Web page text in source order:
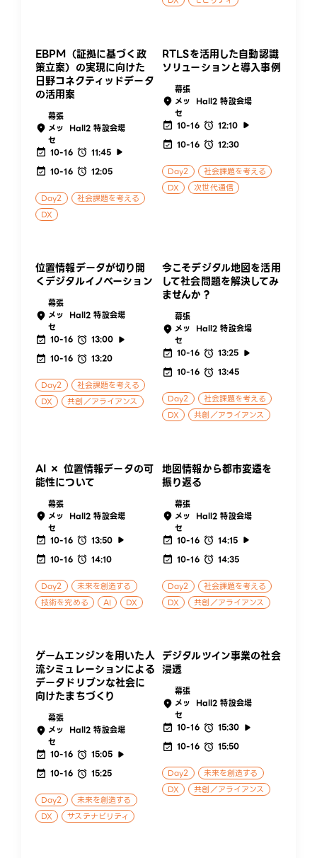
EBPM（証拠に基づく政
策立案）の実現に向けた
日野コネクティッドデータ
の活用案
幕張
メッ
セ
Hall2 特設会場
10-16
11:45
10-16
12:05
Day2
社会課題を考える
DX
RTLSを活用した自動認識
ソリューションと導入事例
幕張
メッ
セ
Hall2 特設会場
10-16
12:10
10-16
12:30
Day2
社会課題を考える
DX
次世代通信
位置情報データが切り開
くデジタルイノベーション
幕張
メッ
セ
Hall2 特設会場
10-16
13:00
10-16
13:20
Day2
社会課題を考える
DX
共創／アライアンス
今こそデジタル地図を活用
して社会問題を解決してみ
ませんか？
幕張
メッ
セ
Hall2 特設会場
10-16
13:25
10-16
13:45
Day2
社会課題を考える
DX
共創／アライアンス
AI × 位置情報データの可
能性について
幕張
メッ
セ
Hall2 特設会場
10-16
13:50
10-16
14:10
Day2
未来を創造する
技術を究める
AI DX
地図情報から都市変遷を
振り返る
幕張
メッ
セ
Hall2 特設会場
10-16
14:15
10-16
14:35
Day2
社会課題を考える
DX
共創／アライアンス
ゲームエンジンを用いた人
流シミュレーションによる
データドリブンな社会に
向けたまちづくり
幕張
メッ
セ
Hall2 特設会場
10-16
15:05
10-16
15:25
Day2
未来を創造する
DX
サステナビリティ
デジタルツイン事業の社会
浸透
幕張
メッ
セ
Hall2 特設会場
10-16
15:30
10-16
15:50
Day2
未来を創造する
DX
共創／アライアンス